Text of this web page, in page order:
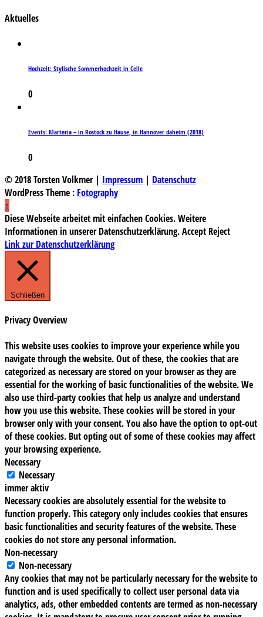
Aktuelles
Hochzeit: Stylische Sommerhochzeit in Celle
0
Events: Marteria – in Rostock zu Hause, in Hannover daheim (2018)
0
© 2018 Torsten Volkmer | Impressum | Datenschutz
WordPress Theme : Fotography
↑
Diese Webseite arbeitet mit einfachen Cookies. Weitere
Informationen in unserer Datenschutzerklärung.Accept Reject
Link zur Datenschutzerklärung
Schließen
Privacy Overview
This website uses cookies to improve your experience while you
navigate through the website. Out of these, the cookies that are
categorized as necessary are stored on your browser as they are
essential for the working of basic functionalities of the website. We
also use third-party cookies that help us analyze and understand
how you use this website. These cookies will be stored in your
browser only with your consent. You also have the option to opt-out
of these cookies. But opting out of some of these cookies may affect
your browsing experience.
Necessary
Necessary
immer aktiv
Necessary cookies are absolutely essential for the website to
function properly. This category only includes cookies that ensures
basic functionalities and security features of the website. These
cookies do not store any personal information.
Non-necessary
Non-necessary
Any cookies that may not be particularly necessary for the website to
function and is used specifically to collect user personal data via
analytics, ads, other embedded contents are termed as non-necessary